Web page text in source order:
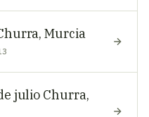
Murcia
julio Churra,